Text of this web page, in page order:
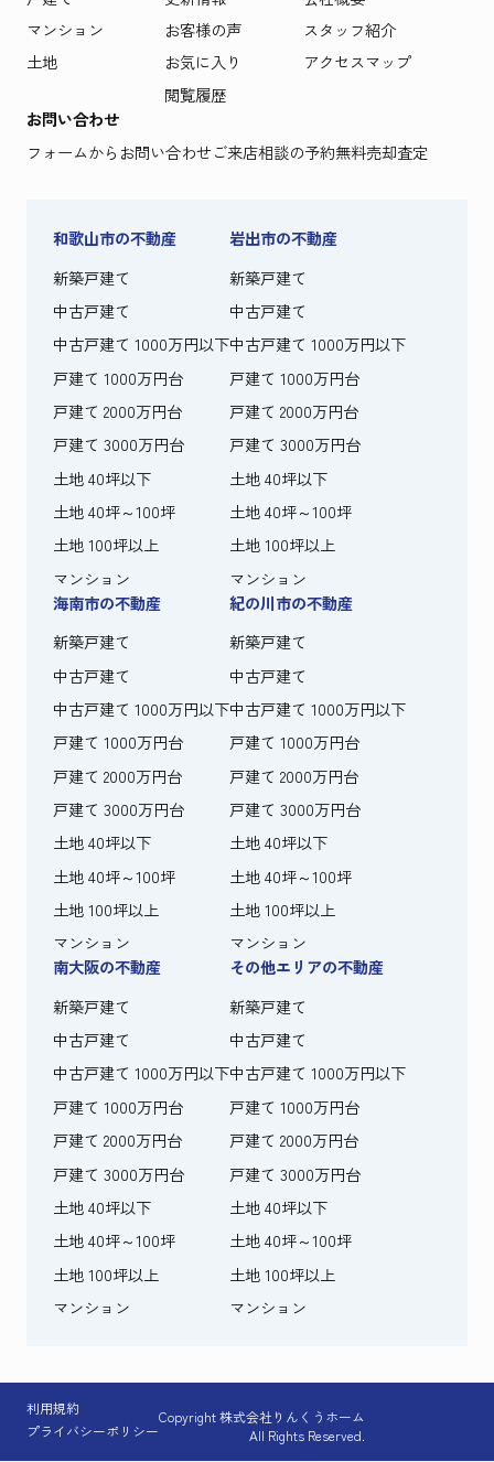
マンション
土地
お客様の声
お気に入り
閲覧履歴
スタッフ紹介
アクセスマップ
お問い合わせ
フォームからお問い合わせご来店相談の予約無料売却査定
和歌山市の不動産
新築戸建て
中古戸建て
中古戸建て 1000万円以下
戸建て 1000万円台
戸建て 2000万円台
戸建て 3000万円台
土地 40坪以下
土地 40坪～100坪
土地 100坪以上
マンション
岩出市の不動産
新築戸建て
中古戸建て
中古戸建て 1000万円以下
戸建て 1000万円台
戸建て 2000万円台
戸建て 3000万円台
土地 40坪以下
土地 40坪～100坪
土地 100坪以上
マンション
海南市の不動産
新築戸建て
中古戸建て
中古戸建て 1000万円以下
戸建て 1000万円台
戸建て 2000万円台
戸建て 3000万円台
土地 40坪以下
土地 40坪～100坪
土地 100坪以上
マンション
紀の川市の不動産
新築戸建て
中古戸建て
中古戸建て 1000万円以下
戸建て 1000万円台
戸建て 2000万円台
戸建て 3000万円台
土地 40坪以下
土地 40坪～100坪
土地 100坪以上
マンション
南大阪の不動産
新築戸建て
中古戸建て
中古戸建て 1000万円以下
戸建て 1000万円台
戸建て 2000万円台
戸建て 3000万円台
土地 40坪以下
土地 40坪～100坪
土地 100坪以上
マンション
その他エリアの不動産
新築戸建て
中古戸建て
中古戸建て 1000万円以下
戸建て 1000万円台
戸建て 2000万円台
戸建て 3000万円台
土地 40坪以下
土地 40坪～100坪
土地 100坪以上
マンション
利用規約
プライバシーポリシー
Copyright 株式会社りんくうホーム
All Rights Reserved.